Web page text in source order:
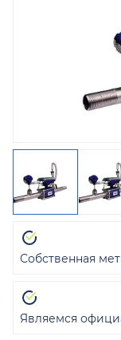
Собственная
Являемся